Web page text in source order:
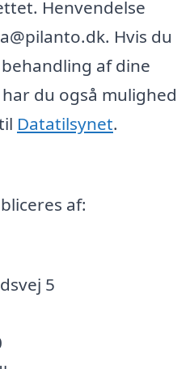
Henvendelse
Hvis du
af dine
du også mulighed
Datatilsynet.
af:
5